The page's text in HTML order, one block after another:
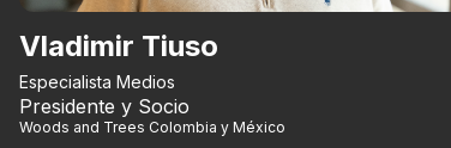
Vladimir Tiuso
Especialista Medios
Presidente y Socio
Woods and Trees Colombia y México